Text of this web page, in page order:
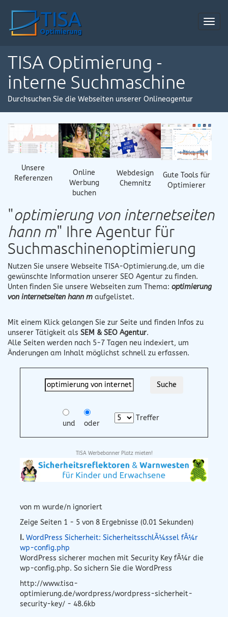
TISA Optimierung -
interne Suchmaschine
Durchsuchen Sie die Webseiten unserer Onlineagentur
Unsere
Referenzen
Online
Werbung
buchen
Webdesign
Chemnitz
Gute Tools für
Optimierer
"optimierung von internetseiten
hann m" Ihre Agentur für
Suchmaschinenoptimierung
Nutzen Sie unsere Webseite TISA-Optimierung.de, um die
gewünschte Information unserer SEO Agentur zu finden.
Unten finden Sie unsere Webseiten zum Thema: optimierung
von internetseiten hann m aufgelistet.
Mit einem Klick gelangen Sie zur Seite und finden Infos zu
unserer Tätigkeit als SEM & SEO Agentur.
Alle Seiten werden nach 5-7 Tagen neu indexiert, um
Änderungen am Inhalt möglichst schnell zu erfassen.
und oder
Treffer
TISA Werbebanner Platz mieten!
von m wurde/n ignoriert
Zeige Seiten 1 - 5 von 8 Ergebnisse (0.01 Sekunden)
I. WordPress Sicherheit: SicherheitsschlÃ¼ssel fÃ¼r
wp-config.php
WordPress sicherer machen mit Security Key fÃ¼r die
wp-config.php. So sichern Sie die WordPress
http://www.tisa-
optimierung.de/wordpress/wordpress-sicherheit-
security-key/ - 48.6kb